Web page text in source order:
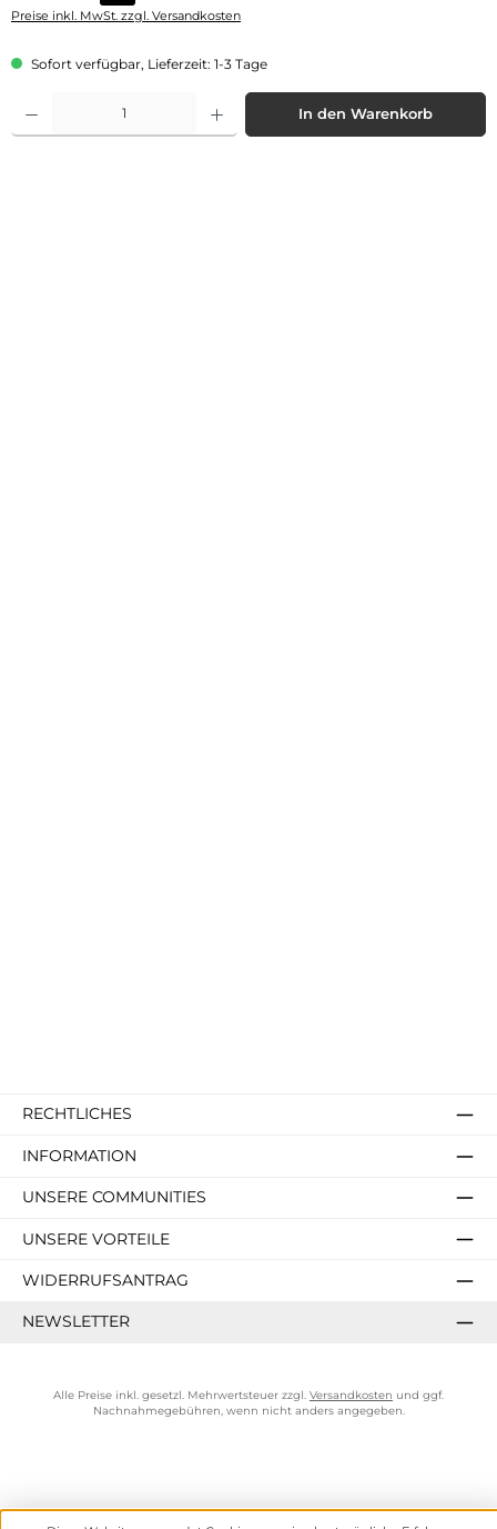
Preise inkl. MwSt. zzgl. Versandkosten
Sofort verfügbar, Lieferzeit: 1-3 Tage
Produkt Anzahl: Gib den gewünschten Wert ein oder benutze die
In den Warenkorb
RECHTLICHES
INFORMATION
UNSERE COMMUNITIES
UNSERE VORTEILE
WIDERRUFSANTRAG
NEWSLETTER
Alle Preise inkl. gesetzl. Mehrwertsteuer zzgl. Versandkosten und ggf.
Nachnahmegebühren, wenn nicht anders angegeben.